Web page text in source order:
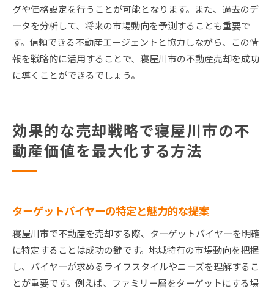
グや価格設定を行うことが可能となります。また、過去のデ
ータを分析して、将来の市場動向を予測することも重要で
す。信頼できる不動産エージェントと協力しながら、この情
報を戦略的に活用することで、寝屋川市の不動産売却を成功
に導くことができるでしょう。
効果的な売却戦略で寝屋川市の不
動産価値を最大化する方法
ターゲットバイヤーの特定と魅力的な提案
寝屋川市で不動産を売却する際、ターゲットバイヤーを明確
に特定することは成功の鍵です。地域特有の市場動向を把握
し、バイヤーが求めるライフスタイルやニーズを理解するこ
とが重要です。例えば、ファミリー層をターゲットにする場